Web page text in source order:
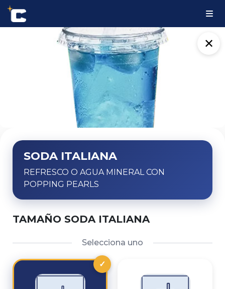
✕
SODA ITALIANA
REFRESCO O AGUA MINERAL CON
POPPING PEARLS
TAMAÑO SODA ITALIANA
Selecciona uno
✓